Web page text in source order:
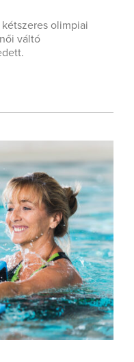
olimpiai
váltó